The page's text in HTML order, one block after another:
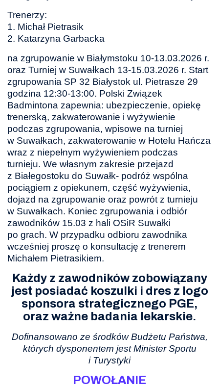
Trenerzy:
1. Michał Pietrasik
2. Katarzyna Garbacka
na zgrupowanie w Białymstoku 10-13.03.2026 r.
oraz Turniej w Suwałkach 13-15.03.2026 r. Start
zgrupowania SP 32 Białystok ul. Pietrasze 29
godzina 12:30-13:00. Polski Związek
Badmintona zapewnia: ubezpieczenie, opiekę
trenerską, zakwaterowanie i wyżywienie
podczas zgrupowania, wpisowe na turniej
w Suwałkach, zakwaterowanie w Hotelu Hańcza
wraz z niepełnym wyżywieniem podczas
turnieju. We własnym zakresie przejazd
z Białegostoku do Suwałk- podróż wspólna
pociągiem z opiekunem, część wyżywienia,
dojazd na zgrupowanie oraz powrót z turnieju
w Suwałkach. Koniec zgrupowania i odbiór
zawodników 15.03 z hali OSiR Suwałki
po grach. W przypadku odbioru zawodnika
wcześniej proszę o konsultację z trenerem
Michałem Pietrasikiem.
Każdy z zawodników zobowiązany
jest posiadać koszulki i dres z logo
sponsora strategicznego PGE,
oraz ważne badania lekarskie.
Dofinansowano ze środków Budżetu Państwa,
których dysponentem jest Minister Sportu
i Turystyki
POWOŁANIE